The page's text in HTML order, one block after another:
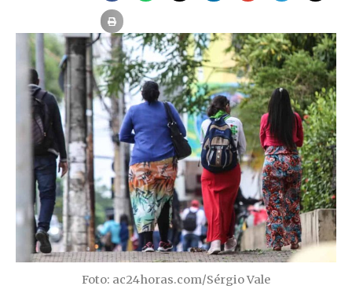
Foto: ac24horas.com/Sérgio Vale